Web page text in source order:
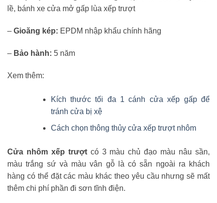
lề, bánh xe cửa mở gấp lùa xếp trượt
– Gioăng kép: EPDM nhập khẩu chính hãng
– Bảo hành: 5 năm
Xem thêm:
Kích thước tối đa 1 cánh cửa xếp gấp để
tránh cửa bị xệ
Cách chọn thông thủy cửa xếp trượt nhôm
Cửa nhôm xếp trượtcó 3 màu chủ đạo màu nâu sần,
màu trắng sứ và màu vân gỗ là có sẵn ngoài ra khách
hàng có thể đặt các màu khác theo yêu cầu nhưng sẽ mất
thêm chi phí phần đi sơn tĩnh điện.